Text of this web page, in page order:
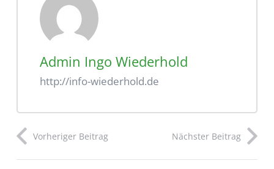
Admin Ingo Wiederhold
http://info-wiederhold.de
Vorheriger Beitrag Nächster Beitrag